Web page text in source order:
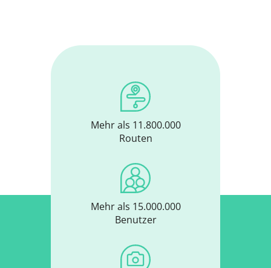
Mehr als 11.800.000
Routen
Mehr als 15.000.000
Benutzer